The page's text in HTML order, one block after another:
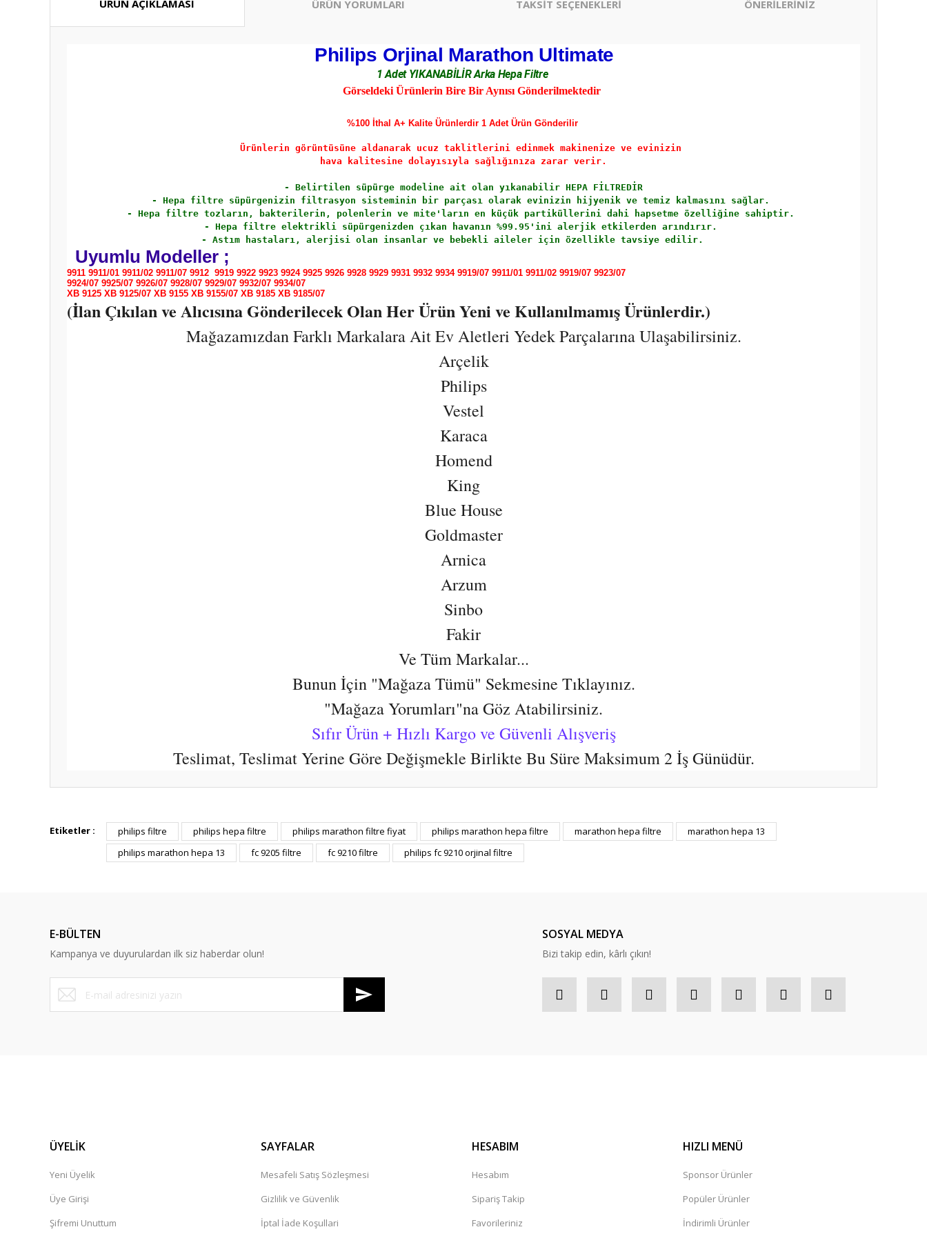
ÜRÜN AÇIKLAMASI ÜRÜN YORUMLARI TAKSİT SEÇENEKLERİ ÖNERİLERİNİZ
Philips Orjinal Marathon Ultimate
1 Adet YIKANABİLİR Arka Hepa Filtre
Görseldeki Ürünlerin Bire Bir Aynısı Gönderilmektedir
%100 İthal A+ Kalite Ürünlerdir 1 Adet Ürün Gönderilir
Ürünlerin görüntüsüne aldanarak ucuz taklitlerini edinmek makinenize ve evinizin
hava kalitesine dolayısıyla sağlığınıza zarar verir.
- Belirtilen süpürge modeline ait olan yıkanabilir HEPA FİLTREDİR
- Hepa filtre süpürgenizin filtrasyon sisteminin bir parçası olarak evinizin hijyenik ve temiz kalmasını sağlar.
- Hepa filtre tozların, bakterilerin, polenlerin ve mite'ların en küçük partiküllerini dahi hapsetme özelliğine sahiptir.
- Hepa filtre elektrikli süpürgenizden çıkan havanın %99.95'ini alerjik etkilerden arındırır.
- Astım hastaları, alerjisi olan insanlar ve bebekli aileler için özellikle tavsiye edilir.
Uyumlu Modeller ;
9911 9911/01 9911/02 9911/07 9912 9919 9922 9923 9924 9925 9926 9928 9929 9931 9932 9934 9919/07 9911/01 9911/02 9919/07 9923/07
9924/07 9925/07 9926/07 9928/07 9929/07 9932/07 9934/07
XB 9125 XB 9125/07 XB 9155 XB 9155/07 XB 9185 XB 9185/07
(İlan Çıkılan ve Alıcısına Gönderilecek Olan Her Ürün Yeni ve Kullanılmamış Ürünlerdir.)
Mağazamızdan Farklı Markalara Ait Ev Aletleri Yedek Parçalarına Ulaşabilirsiniz.
Arçelik
Philips
Vestel
Karaca
Homend
King
Blue House
Goldmaster
Arnica
Arzum
Sinbo
Fakir
Ve Tüm Markalar...
Bunun İçin "Mağaza Tümü" Sekmesine Tıklayınız.
"Mağaza Yorumları"na Göz Atabilirsiniz.
Sıfır Ürün + Hızlı Kargo ve Güvenli Alışveriş
Teslimat, Teslimat Yerine Göre Değişmekle Birlikte Bu Süre Maksimum 2 İş Günüdür.
Bu ürüne ilk yorumu siz yapın!
Görüş ve önerileriniz için teşekkür ederiz.
Ürün resmi kalitesiz, bozuk veya görüntülenemiyor.
Bu ürüne benzer farklı alternatifler olmalı.
Etiketler : philips filtre philips hepa filtre philips marathon filtre fiyat philips marathon hepa filtre marathon hepa filtre
marathon hepa 13
philips marathon hepa 13
fc 9205 filtre fc 9210 filtre philips fc 9210 orjinal filtre
E-BÜLTEN
Kampanya ve duyurulardan ilk siz haberdar olun!
SOSYAL MEDYA
Bizi takip edin, kârlı çıkın!
ÜYELİK
Yeni Üyelik
Üye Girişi
Şifremi Unuttum
SAYFALAR
Mesafeli Satış Sözleşmesi
Gizlilik ve Güvenlik
İptal İade Koşullari
HESABIM
Hesabım
Sipariş Takip
Favorileriniz
HIZLI MENÜ
Sponsor Ürünler
Popüler Ürünler
İndirimli Ürünler